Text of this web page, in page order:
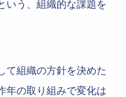
いう、組織的な課題を
て組織の方針を決めた
年の取り組みで変化は